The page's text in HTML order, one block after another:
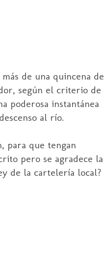
de una quincena de
según el criterio de
poderosa instantánea
al río.
para que tengan
pero se agradece la
de la cartelería local?